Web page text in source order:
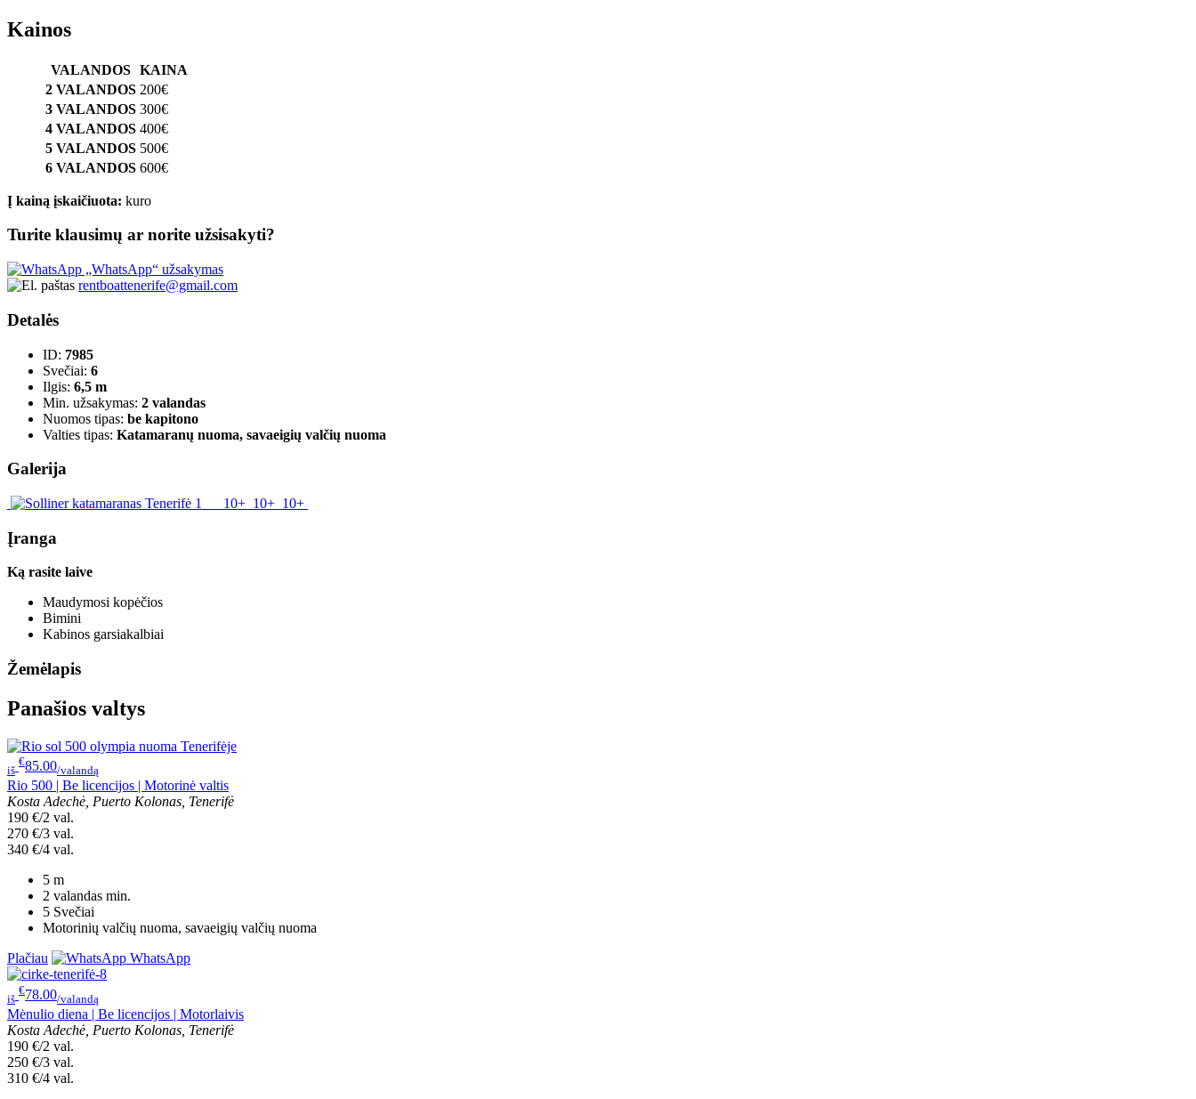
Kainos
VALANDOS KAINA
2 VALANDOS 200€
3 VALANDOS 300€
4 VALANDOS 400€
5 VALANDOS 500€
6 VALANDOS 600€
Į kainą įskaičiuota: kuro
Turite klausimų ar norite užsisakyti?
„WhatsApp“ užsakymas
rentboattenerife@gmail.com
Detalės
ID: 7985
Svečiai: 6
Ilgis: 6,5 m
Min. užsakymas: 2 valandas
Nuomos tipas: be kapitono
Valties tipas: Katamaranų nuoma, savaeigių valčių nuoma
Galerija
10+ 10+ 10+
Įranga
Ką rasite laive
Maudymosi kopėčios
Bimini
Kabinos garsiakalbiai
Žemėlapis
Panašios valtys
iš
€85.00/valandą
Rio 500 | Be licencijos | Motorinė valtis
Kosta Adechė, Puerto Kolonas, Tenerifė
190 €/2 val.
270 €/3 val.
340 €/4 val.
5 m
2 valandas min.
5 Svečiai
Motorinių valčių nuoma, savaeigių valčių nuoma
Plačiau
WhatsApp
iš
€78.00/valandą
Mėnulio diena | Be licencijos | Motorlaivis
Kosta Adechė, Puerto Kolonas, Tenerifė
190 €/2 val.
250 €/3 val.
310 €/4 val.